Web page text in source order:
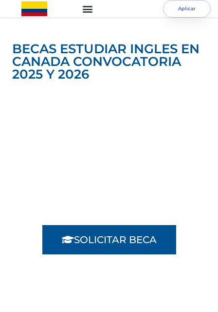
Aplicar
BECAS ESTUDIAR INGLES EN
CANADA CONVOCATORIA
2025 Y 2026
SOLICITAR BECA